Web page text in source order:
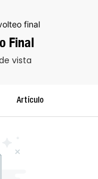
final
Final
vista
Artículo